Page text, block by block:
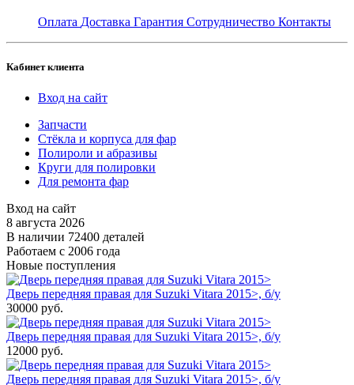
Оплата Доставка Гарантия Сотрудничество Контакты
Кабинет клиента
Вход на сайт
Запчасти
Стёкла и корпуса для фар
Полироли и абразивы
Круги для полировки
Для ремонта фар
Вход на сайт
8 августа 2026
В наличии 72400 деталей
Работаем с 2006 года
Новые поступления
Дверь передняя правая для Suzuki Vitara 2015>, б/у
30000 руб.
Дверь передняя правая для Suzuki Vitara 2015>, б/у
12000 руб.
Дверь передняя правая для Suzuki Vitara 2015>, б/у